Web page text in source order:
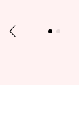
Previous 1 2